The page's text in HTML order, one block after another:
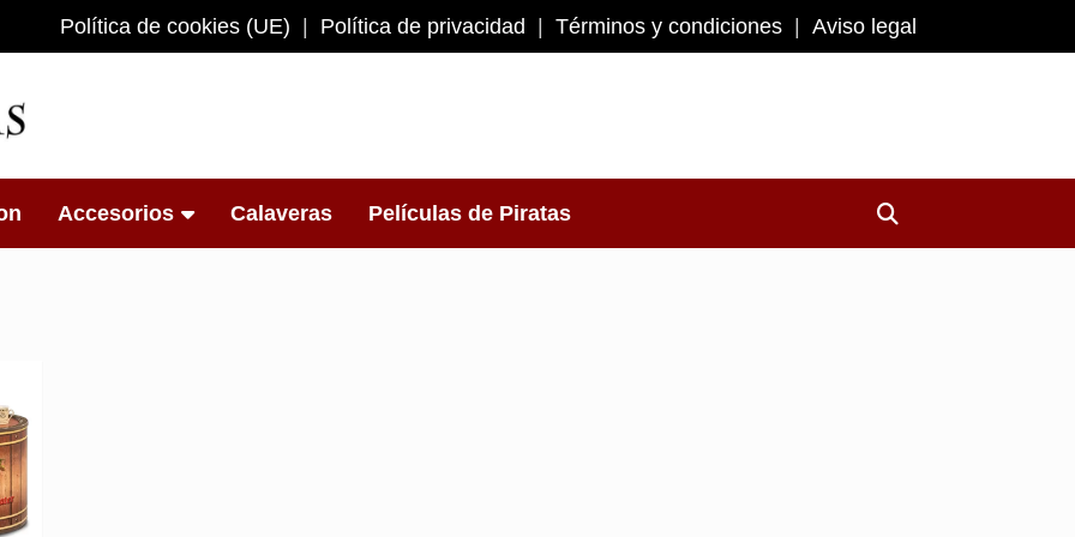
Política de cookies (UE) Política de privacidad Términos y condiciones Aviso legal
Accesorios Calaveras Películas de Piratas